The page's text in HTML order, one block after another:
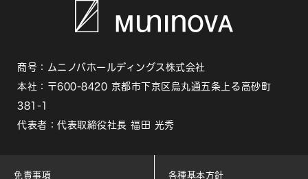
商号：ムニノバホールディングス株式会社
本社：〒600-8420 京都市下京区烏丸通五条上る高砂町
381-1
代表者：代表取締役社長 福田 光秀
免責事項 各種基本方針